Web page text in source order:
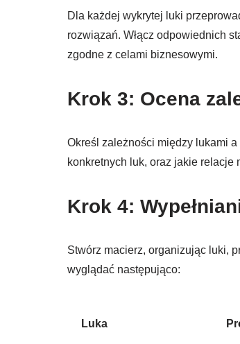
Dla każdej wykrytej luki
rozwiązań. Włącz odpowiednich
zgodne z celami biznesowymi.
Krok 3: Ocena
Określ zależności między lukami
konkretnych luk, oraz jakie relacje
Krok 4:
Stwórz macierz, organizując luki,
wyglądać następująco:
Luka